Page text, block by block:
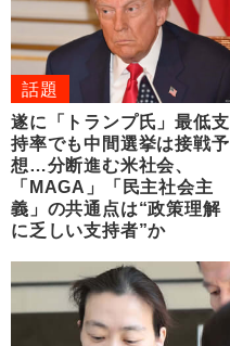
話題
遂に「トランプ氏」最低支
持率でも中間選挙は接戦予
想…分断進む米社会、
「MAGA」「民主社会主
義」の共通点は“政策理解
に乏しい支持者”か